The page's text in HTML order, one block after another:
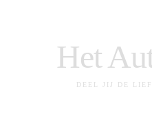
Het
DEEL JIJ DE